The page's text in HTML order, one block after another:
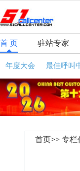
首 页 驻站专家
年度大会 最佳呼叫
首页>> 专栏